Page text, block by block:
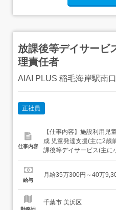
放課後等デイサービ
理責任者
AIAI PLUS 稲毛海岸駅南口
正社員
仕事内容
【仕事内容】施設利用児
成 児童発達支援(主に2歳
課後等デイサービス(主に
発達に特性のある子ども
に応じたプログラムを通
給与
月給35万300円～40万
千葉市 美浜区